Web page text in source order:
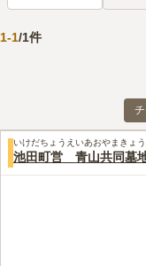
1-1/1件
いけだちょうえいあおやまきょ
池田町営 青山共同墓